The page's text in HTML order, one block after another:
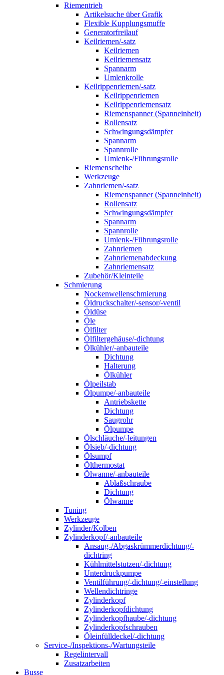
Riementrieb
Artikelsuche über Grafik
Flexible Kupplungsmuffe
Generatorfreilauf
Keilriemen/-satz
Keilriemen
Keilriemensatz
Spannarm
Umlenkrolle
Keilrippenriemen/-satz
Keilrippenriemen
Keilrippenriemensatz
Riemenspanner (Spanneinheit)
Rollensatz
Schwingungsdämpfer
Spannarm
Spannrolle
Umlenk-/Führungsrolle
Riemenscheibe
Werkzeuge
Zahnriemen/-satz
Riemenspanner (Spanneinheit)
Rollensatz
Schwingungsdämpfer
Spannarm
Spannrolle
Umlenk-/Führungsrolle
Zahnriemen
Zahnriemenabdeckung
Zahnriemensatz
Zubehör/Kleinteile
Schmierung
Nockenwellenschmierung
Öldruckschalter/-sensor/-ventil
Öldüse
Öle
Ölfilter
Ölfiltergehäuse/-dichtung
Ölkühler/-anbauteile
Dichtung
Halterung
Ölkühler
Ölpeilstab
Ölpumpe/-anbauteile
Antriebskette
Dichtung
Saugrohr
Ölpumpe
Ölschläuche/-leitungen
Ölsieb/-dichtung
Ölsumpf
Ölthermostat
Ölwanne/-anbauteile
Ablaßschraube
Dichtung
Ölwanne
Tuning
Werkzeuge
Zylinder/Kolben
Zylinderkopf/-anbauteile
Ansaug-/Abgaskrümmerdichtung/-
dichtring
Kühlmittelstutzen/-dichtung
Unterdruckpumpe
Ventilführung/-dichtung/-einstellung
Wellendichtringe
Zylinderkopf
Zylinderkopfdichtung
Zylinderkopfhaube/-dichtung
Zylinderkopfschrauben
Öleinfülldeckel/-dichtung
Service-/Inspektions-/Wartungsteile
Regelintervall
Zusatzarbeiten
Busse